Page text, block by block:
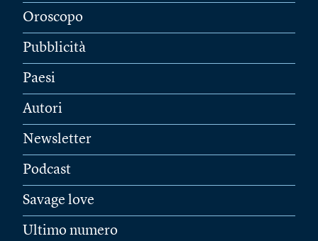
Oroscopo
Pubblicità
Paesi
Autori
Newsletter
Podcast
Savage love
Ultimo numero